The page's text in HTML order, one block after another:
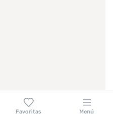
Favoritas Menú